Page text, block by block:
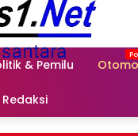
& Pemilu
Redaksi